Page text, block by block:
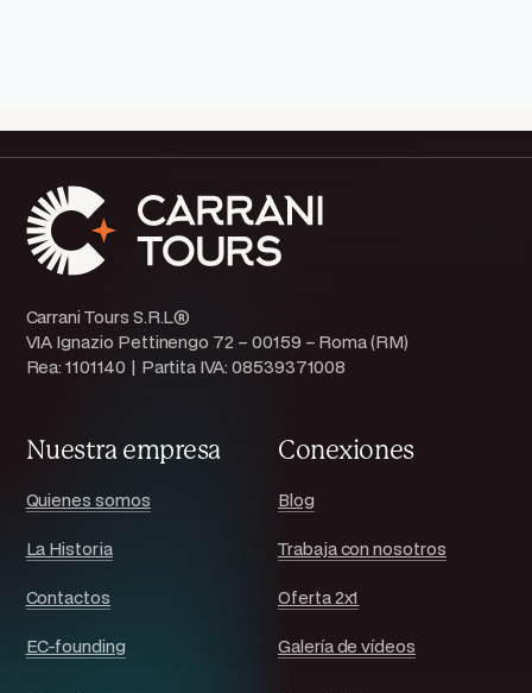
Carrani Tours S.R.L®
VIA Ignazio Pettinengo 72 – 00159 – Roma (RM)
Rea: 1101140 | Partita IVA: 08539371008
Nuestra empresa
Quienes somos
La Historia
Contactos
EC-founding
Conexiones
Blog
Trabaja con nosotros
Oferta 2x1
Galería de vídeos